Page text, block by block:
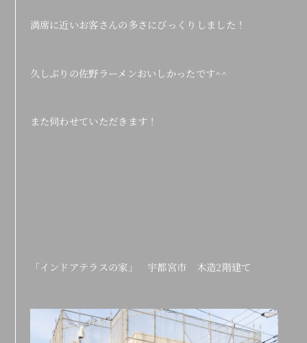
満席に近いお客さんの多さにびっくりしました！
久しぶりの佐野ラーメンおいしかったです^^
また伺わせていただきます！
「インドアテラスの家」 宇都宮市 木造2階建て